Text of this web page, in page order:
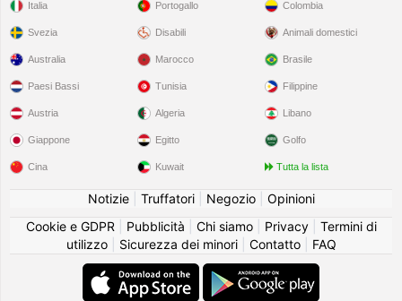
Italia
Svezia
Portogallo
Disabili
Colombia
Animali domestici
Australia
Paesi Bassi
Austria
Giappone
Cina
Marocco
Tunisia
Algeria
Egitto
Kuwait
Brasile
Filippine
Libano
Golfo
Tutta la lista
Notizie| Truffatori| Negozio| Opinioni
Cookie e GDPR
Pubblicità Chi siamo| Privacy| Termini di
utilizzo| Sicurezza dei minori| Contatto| FAQ